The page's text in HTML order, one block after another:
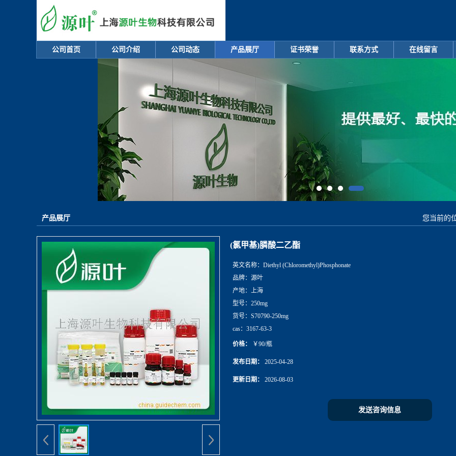
公司首页 公司介绍 公司动态 产品展厅 证书荣誉 联系方式 在线留言
产品展厅 您当前的
(氯甲基)膦酸二乙酯
英文名称： Diethyl (Chloromethyl)Phosphonate
品牌： 源叶
产地： 上海
型号： 250mg
货号： S70790-250mg
cas： 3167-63-3
价格： ￥90/瓶
发布日期： 2025-04-28
更新日期： 2026-08-03
发送咨询信息